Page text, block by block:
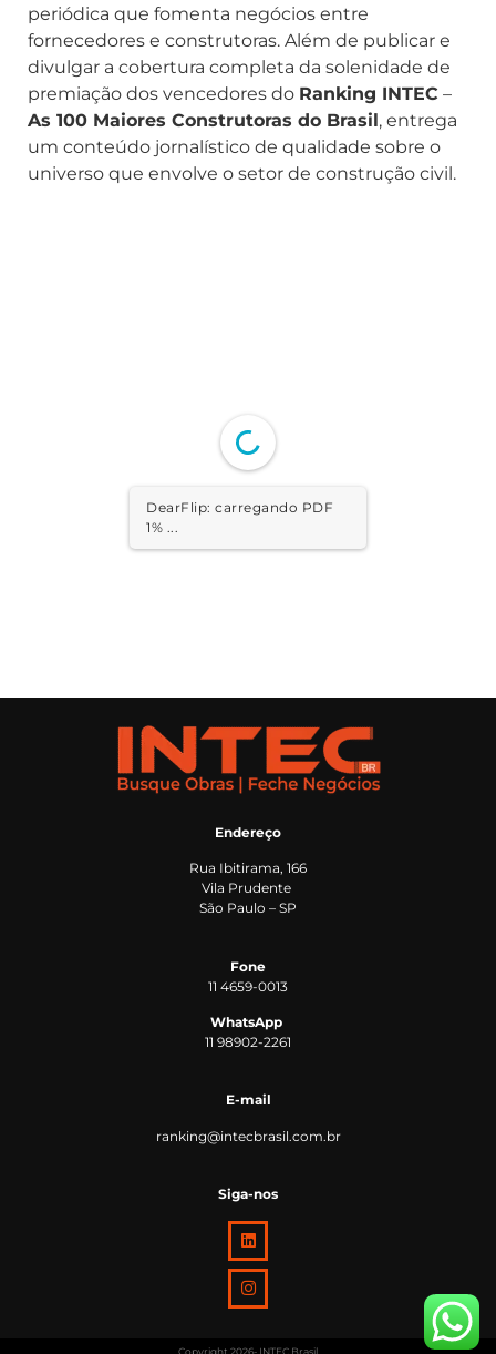
periódica que fomenta negócios entre
fornecedores e construtoras. Além de publicar e
divulgar a cobertura completa da solenidade de
premiação dos vencedores do Ranking INTEC –
As 100 Maiores Construtoras do Brasil, entrega
um conteúdo jornalístico de qualidade sobre o
universo que envolve o setor de construção civil.
DearFlip: carregando PDF
1% ...
Endereço
Rua Ibitirama, 166
Vila Prudente
São Paulo – SP
Fone
11 4659-0013
WhatsApp
11 98902-2261
E-mail
ranking@intecbrasil.com.br
Siga-nos
Copyright 2026- INTEC Brasil